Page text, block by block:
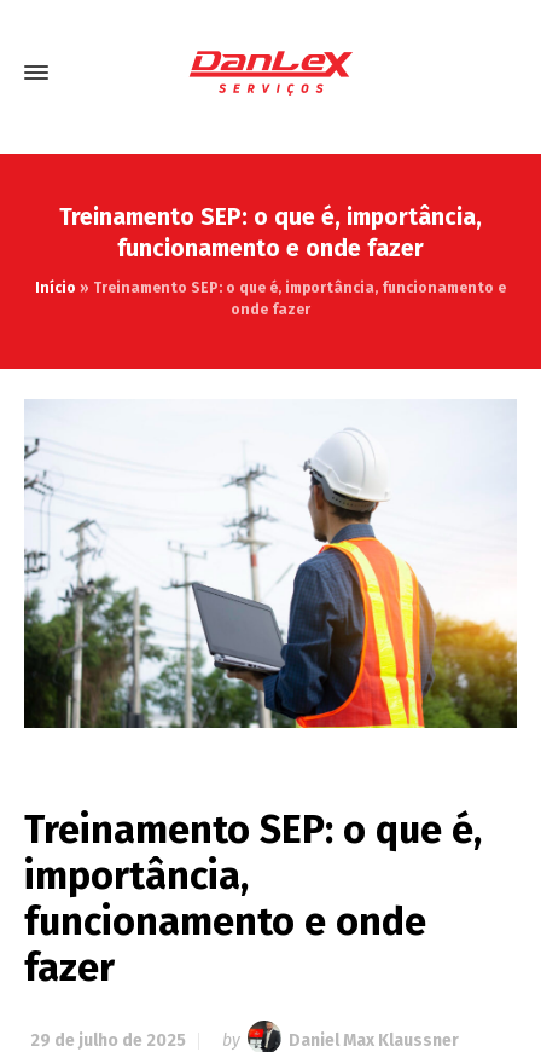
Treinamento SEP: o que é, importância,
funcionamento e onde fazer
Início » Treinamento SEP: o que é, importância, funcionamento e
onde fazer
Treinamento SEP: o que é,
importância,
funcionamento e onde
fazer
29 de julho de 2025 by
Daniel Max Klaussner